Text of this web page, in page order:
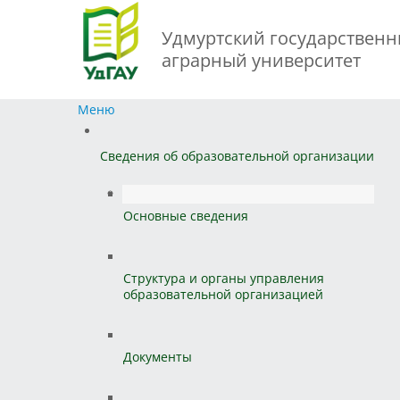
Удмуртский
аграрный университет
Меню
Сведения об образовательной организации
Основные сведения
Структура и органы управления
образовательной организацией
Документы